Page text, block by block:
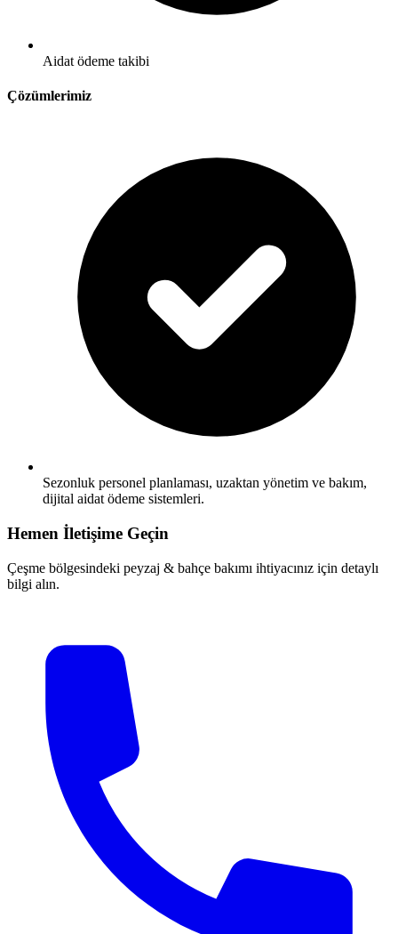
Aidat ödeme takibi
Çözümlerimiz
Sezonluk personel planlaması, uzaktan yönetim ve bakım,
dijital aidat ödeme sistemleri.
Hemen İletişime Geçin
Çeşme bölgesindeki peyzaj & bahçe bakımı ihtiyacınız için detaylı
bilgi alın.